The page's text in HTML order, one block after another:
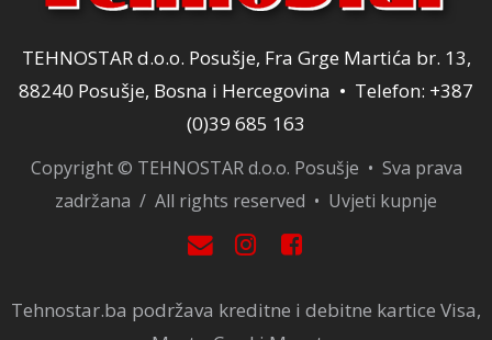
TEHNOSTAR d.o.o. Posušje, Fra Grge Martića br. 13,
88240 Posušje, Bosna i Hercegovina • Telefon: +387
(0)39 685 163
Copyright © TEHNOSTAR d.o.o. Posušje • Sva prava
zadržana / All rights reserved • Uvjeti kupnje
Tehnostar.ba podržava kreditne i debitne kartice Visa,